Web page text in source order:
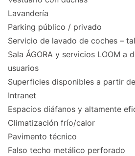
Lavandería
Parking público / privado
Servicio de lavado de coches –
Sala ÁGORA y servicios LOOM a
usuarios
Superficies disponibles a partir
Intranet
Espacios diáfanos y altamente
Climatización frío/calor
Pavimento técnico
Falso techo metálico perforado